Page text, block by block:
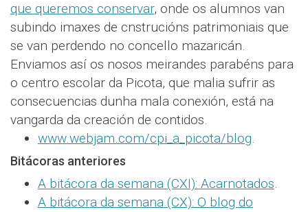
que queremos conservar, onde os alumnos van
subindo imaxes de cnstrucións patrimoniais que
se van perdendo no concello mazaricán.
Enviamos así os nosos meirandes parabéns para
o centro escolar da Picota, que malia sufrir as
consecuencias dunha mala conexión, está na
vangarda da creación de contidos.
www.webjam.com/cpi_a_picota/blog.
Bitácoras anteriores
A bitácora da semana (CXI): Acarnotados.
A bitácora da semana (CX): O blog do